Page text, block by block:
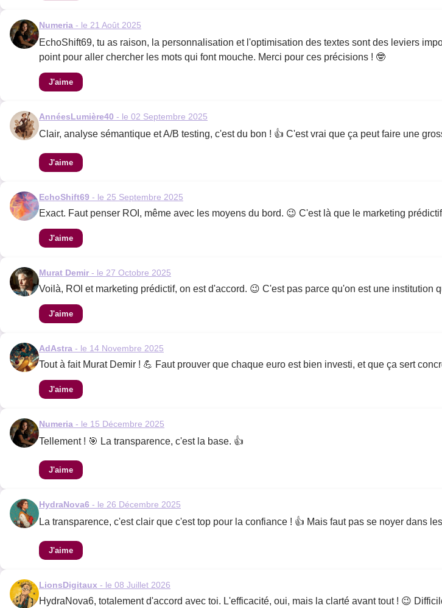
Numeria - le 21 Août 2025
EchoShift69, tu as raison, la personnalisation et l'optimisation des textes sont des leviers
point pour aller chercher les mots qui font mouche. Merci pour ces précisions ! 🤓
J'aime
AnnéesLumière40 - le 02 Septembre 2025
Clair, analyse sémantique et A/B testing, c'est du bon ! 👍 C'est vrai que ça peut faire une
J'aime
EchoShift69 - le 25 Septembre 2025
Exact. Faut penser ROI, même avec les moyens du bord. 😉 C'est là que le marketing
J'aime
Murat Demir - le 27 Octobre 2025
Voilà, ROI et marketing prédictif, on est d'accord. 😉 C'est pas parce qu'on est une institution
J'aime
AdAstra - le 14 Novembre 2025
Tout à fait Murat Demir ! 💪 Faut prouver que chaque euro est bien investi, et que ça sert
J'aime
Numeria - le 15 Décembre 2025
Tellement ! 🎯 La transparence, c'est la base. 👍
J'aime
HydraNova6 - le 26 Décembre 2025
La transparence, c'est clair que c'est top pour la confiance ! 👍 Mais faut pas se noyer dans
J'aime
LionsDigitaux - le 08 Juillet 2026
HydraNova6, totalement d'accord avec toi. L'efficacité, oui, mais la clarté avant tout ! 😉